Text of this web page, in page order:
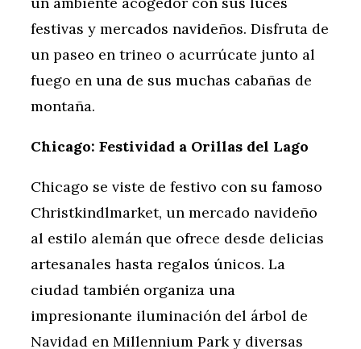
festivas y mercados navideños. Disfruta de
un paseo en trineo o acurrúcate junto al
fuego en una de sus muchas cabañas de
montaña.
Chicago: Festividad a Orillas del Lago
Chicago se viste de festivo con su famoso
Christkindlmarket, un mercado navideño
al estilo alemán que ofrece desde delicias
artesanales hasta regalos únicos. La
ciudad también organiza una
impresionante iluminación del árbol de
Navidad en Millennium Park y diversas